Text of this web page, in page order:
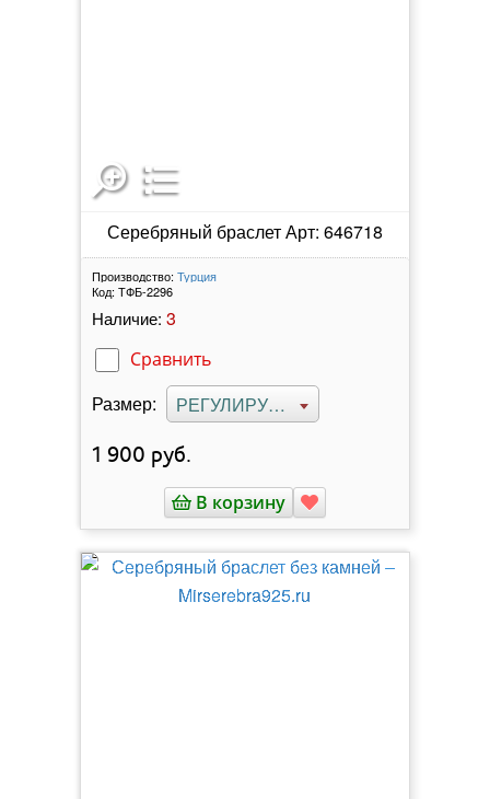
Серебряный браслет Арт: 646718
Производство: Турция
Код: ТФБ-2296
Наличие: 3
Сравнить
Размер: РЕГУЛИРУЕМЫЙ
1 900 руб.
В корзину